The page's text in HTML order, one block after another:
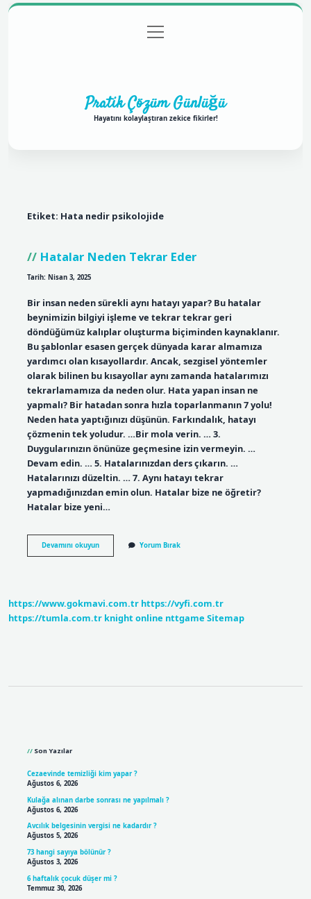
Gizlilik Politikası
menüyü
aç
Pratik Çözüm Günlüğü
Hayatını kolaylaştıran zekice fikirler!
Etiket: Hata nedir psikolojide
Hatalar Neden Tekrar Eder
Tarih: Nisan 3, 2025
Bir insan neden sürekli aynı hatayı yapar? Bu hatalar
beynimizin bilgiyi işleme ve tekrar tekrar geri
döndüğümüz kalıplar oluşturma biçiminden kaynaklanır.
Bu şablonlar esasen gerçek dünyada karar almamıza
yardımcı olan kısayollardır. Ancak, sezgisel yöntemler
olarak bilinen bu kısayollar aynı zamanda hatalarımızı
tekrarlamamıza da neden olur. Hata yapan insan ne
yapmalı? Bir hatadan sonra hızla toparlanmanın 7 yolu!
Neden hata yaptığınızı düşünün. Farkındalık, hatayı
çözmenin tek yoludur. …Bir mola verin. … 3.
Duygularınızın önünüze geçmesine izin vermeyin. …
Devam edin. … 5. Hatalarınızdan ders çıkarın. …
Hatalarınızı düzeltin. … 7. Aynı hatayı tekrar
yapmadığınızdan emin olun. Hatalar bize ne öğretir?
Hatalar bize yeni…
Devamını okuyunHatalar
Neden
Yorum Bırak
https://www.gokmavi.com.tr https://vyfi.com.tr
https://tumla.com.tr knight online nttgame Sitemap
Son Yazılar
Cezaevinde temizliği kim yapar ?
Ağustos 6, 2026
Kulağa alınan darbe sonrası ne yapılmalı ?
Ağustos 6, 2026
Avcılık belgesinin vergisi ne kadardır ?
Ağustos 5, 2026
73 hangi sayıya bölünür ?
Ağustos 3, 2026
6 haftalık çocuk düşer mi ?
Temmuz 30, 2026